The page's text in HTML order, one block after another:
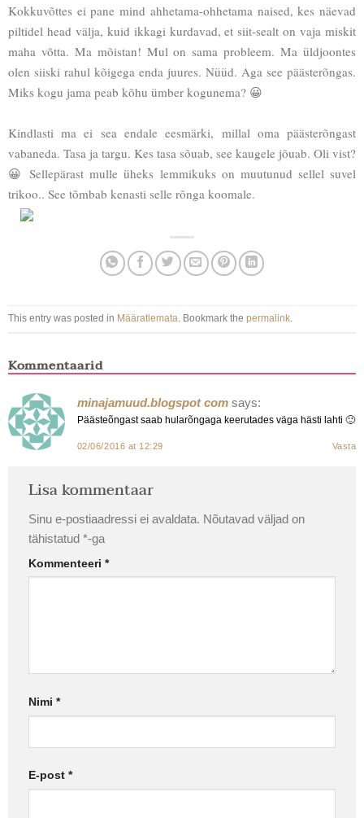
Kokkuvõttes ei pane mind ahhetama-ohhetama naised, kes näevad
piltidel head välja, kuid ikkagi kurdavad, et siit-sealt on vaja miskit
maha võtta. Ma mõistan! Mul on sama probleem. Ma üldjoontes
olen siiski rahul kõigega enda juures. Nüüd. Aga see päästerõngas.
Miks kogu jama peab kõhu ümber kogunema? 😀
Kindlasti ma ei sea endale eesmärki, millal oma päästerõngast
vabaneda. Tasa ja targu. Kes tasa sõuab, see kaugele jõuab. Oli vist?
😀 Sellepärast mulle üheks lemmikuks on muutunud sellel suvel
trikoo.. See tõmbab kenasti selle rõnga koomale.
This entry was posted in Määratlemata . Bookmark the permalink.
Kommentaarid
minajamuud.blogspot com says:
Päästeõngast saab hularõngaga keerutades väga hästi lahti 🙂
02/06/2016 at 12:29 Vasta
Lisa kommentaar
Sinu e-postiaadressi ei avaldata. Nõutavad väljad on
tähistatud *-ga
Kommenteeri *
Nimi *
E-post *